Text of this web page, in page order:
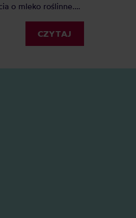
o mleko roślinne.
ten artykuł rozwieje
CZYTAJ